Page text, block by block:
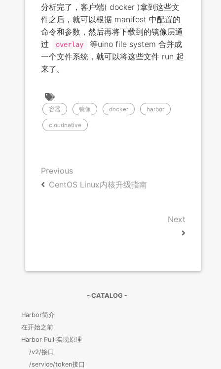
分析完了，客户端( docker )拿到这些文
件之后，就可以根据 manifest 中配置的
命令和参数，然后再将下载到的镜像层通
过
overlay
等uino file system 合并成
一个文件系统，就可以将这些文件 run 起
来了。
容器 镜像 docker harbor
cloudnative
Previous
CentOS Linux内核升级指南
Next
- CATALOG -
Harbor简介
在开始之前
Harbor Pull 实现原理
/v2/接口
/service/token接口